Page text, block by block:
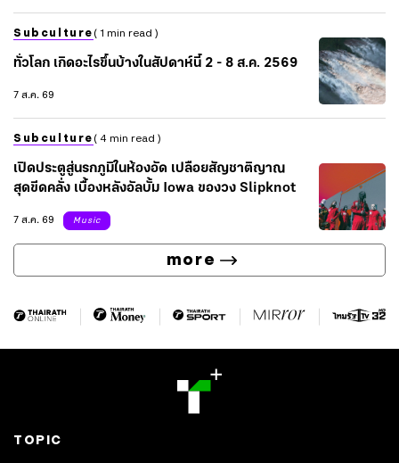
Subculture ( 1 min read )
ทั่วโลก เกิดอะไรขึ้นบ้างในสัปดาห์นี้ 2 - 8 ส.ค. 2569
7 ส.ค. 69
Subculture ( 4 min read )
เปิดประตูสู่นรกภูมิในห้องอัด เปลือยสัญชาติญาณ
สุดขีดคลั่ง เบื้องหลังอัลบั้ม Iowa ของวง Slipknot
7 ส.ค. 69
Music
more
TOPIC